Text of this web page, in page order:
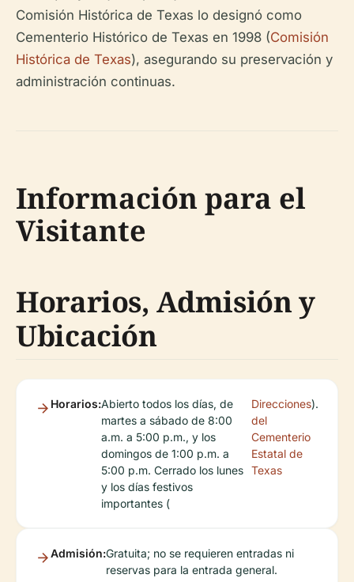
Comisión Histórica de Texas lo designó como
Cementerio Histórico de Texas en 1998 (Comisión
Histórica de Texas), asegurando su preservación y
administración continuas.
Información para el
Visitante
Horarios, Admisión y
Ubicación
Horarios:Abierto todos los días, de
martes a sábado de 8:00
a.m. a 5:00 p.m., y los
domingos de 1:00 p.m. a
5:00 p.m. Cerrado los lunes
y los días festivos
importantes (
Direcciones
del
Cementerio
Estatal de
Texas
).
Admisión:Gratuita; no se requieren entradas ni
reservas para la entrada general.